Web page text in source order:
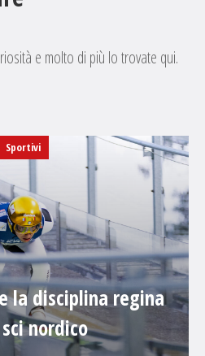
e molto di più lo trovate qui.
Sportivi
la disciplina regina
nordico